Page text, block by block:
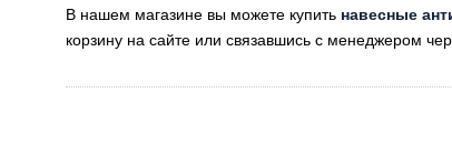
В нашем магазине вы можете купить навесные
корзину на сайте или связавшись с менеджером